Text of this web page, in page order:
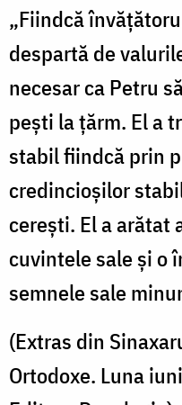
„Fiindcă
despartă de
necesar ca Petru
peşti la ţărm. El a
stabil fiindcă prin
credincioşilor
cereşti. El a arătat
cuvintele sale şi o
semnele sale
(Extras din
Ortodoxe. Luna